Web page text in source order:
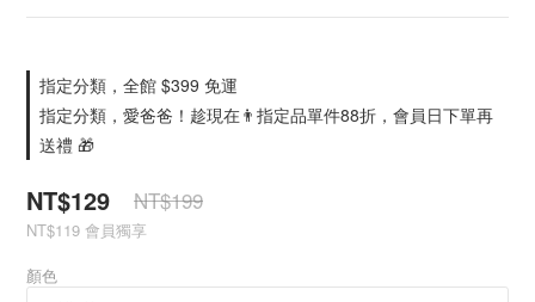
指定分類，全館 $399 免運
指定分類，愛爸爸！趁現在👨指定品單件88折，會員日下單再
送禮 🎁
NT$129 NT$199
NT$119 會員獨享
顏色